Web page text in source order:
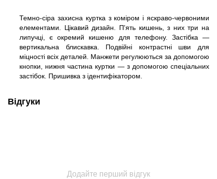
Темно-сіра захисна куртка з коміром і яскраво-червоними
елементами. Цікавий дизайн. П'ять кишень, з них три на
липучці, є окремий кишеню для телефону. Застібка —
вертикальна блискавка. Подвійні контрастні шви для
міцності всіх деталей. Манжети регулюються за допомогою
кнопки, нижня частина куртки — з допомогою спеціальних
застібок. Пришивка з ідентифікатором.
Відгуки
Додайте перший відгук